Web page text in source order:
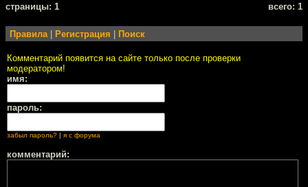
cтраницы: 1 всего: 1
Правила Регистрация Поиск
Комментарий появится на сайте только после проверки
модератором!
имя:
пароль:
забыл пароль? | я с форума
комментарий: